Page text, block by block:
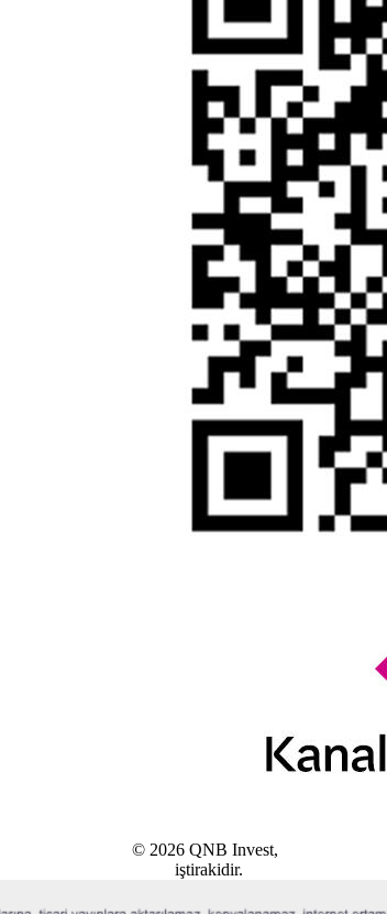
© 2026 QNB Invest,
iştirakidir.